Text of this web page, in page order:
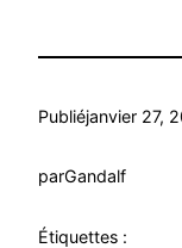
Publiéjanvier 27,
parGandalf
Étiquettes :